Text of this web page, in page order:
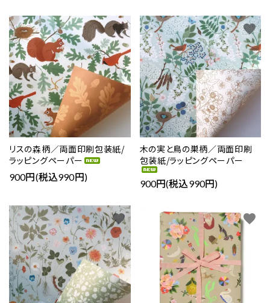
リスの森柄／両面印刷包装紙/
ラッピングペーパー
900円(税込990円)
favorite
木の実と鳥の巣柄／両面印刷
包装紙/ラッピングペーパー
900円(税込990円)
favorite
favorite favorite